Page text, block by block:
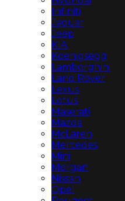
Infiniti
Jaguar
Jeep
KIA
Koenigsegg
Lamborghini
Land Rover
Lexus
Lotus
Maserati
Mazda
McLaren
Mercedes
Mini
Morgan
Nissan
Opel